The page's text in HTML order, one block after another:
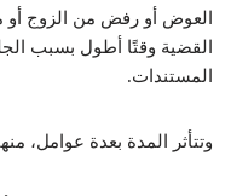
العوض أو رفض من الزوج أو
القضية وقتًا أطول بسبب
المستندات.
وتتأثر المدة بعدة عوامل،